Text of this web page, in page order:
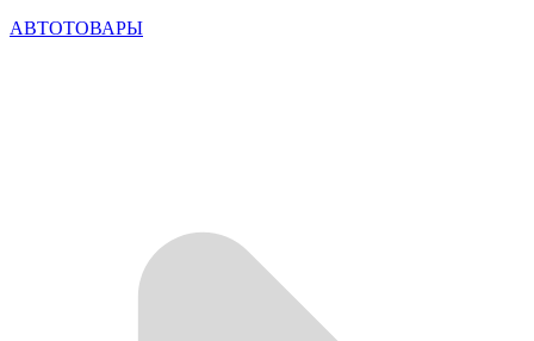
АВТОТОВАРЫ